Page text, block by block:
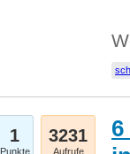
1
Punkte
3231
Aufrufe